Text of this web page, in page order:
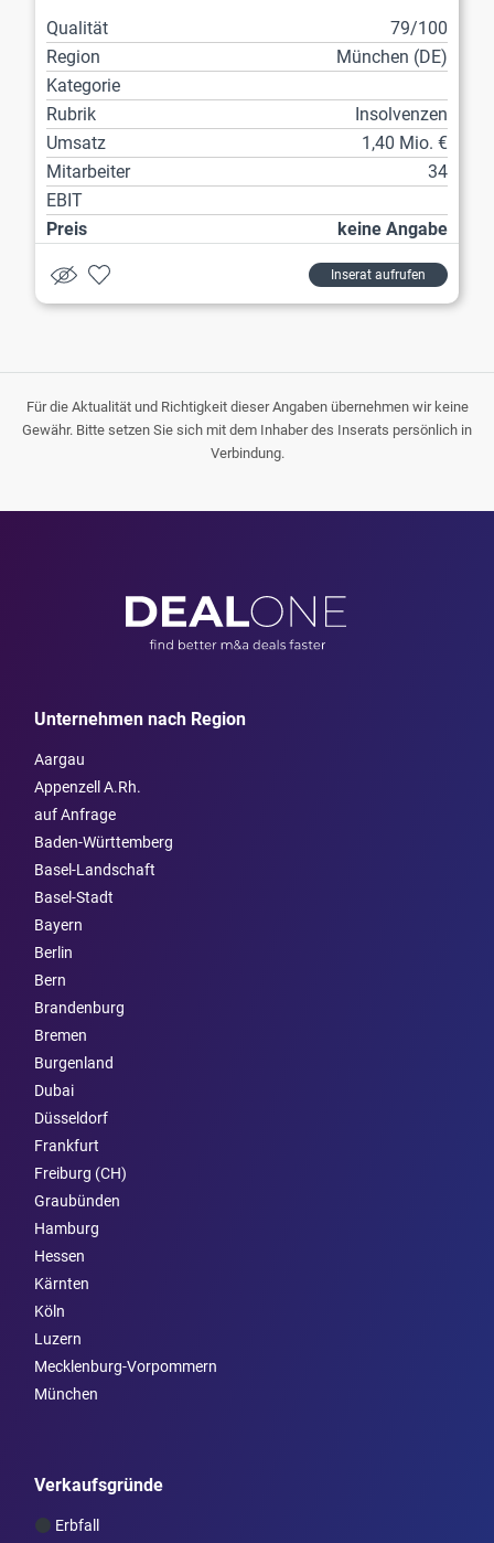
Qualität
79/100
Region
München (DE)
Kategorie
Rubrik
Insolvenzen
Umsatz
1,40 Mio. €
Mitarbeiter
34
EBIT
Preis
keine Angabe
Inserat aufrufen
Für die Aktualität und Richtigkeit dieser Angaben übernehmen wir keine
Gewähr. Bitte setzen Sie sich mit dem Inhaber des Inserats persönlich in
Verbindung.
Unternehmen nach Region
Aargau
Appenzell A.Rh.
auf Anfrage
Baden-Württemberg
Basel-Landschaft
Basel-Stadt
Bayern
Berlin
Bern
Brandenburg
Bremen
Burgen­land
Dubai
Düsseldorf
Frankfurt
Freiburg (CH)
Graubünden
Hamburg
Hessen
Kärnten
Köln
Luzern
Mecklenburg-Vorpommern
München
Verkaufsgründe
Erbfall